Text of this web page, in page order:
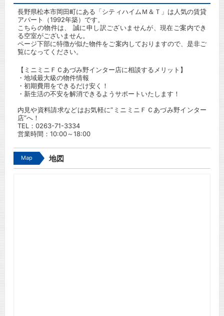
長野県松本市岡田町にある「シティハイムＭ＆Ｔ」は人気の賃貸
アパート（1992年築）です。
こちらの物件は、 誠に申し訳ございませんが、現在ご案内でき
る空室がございません。
ページ下部に特徴が似た物件をご案内しておりますので、是非ご
覧になってください。
【ミニミニＦＣあづみ野インター店に相談するメリット】
・地域最大級の物件情報
・初期費用をできるだけ安く！
・新生活の不安を解消できるようサポートいたします！
内見や資料請求などはお気軽に”ミニミニＦＣあづみ野インター
店”へ！
TEL： 0263-71-3334
営業時間：10:00～18:00
Map 地図